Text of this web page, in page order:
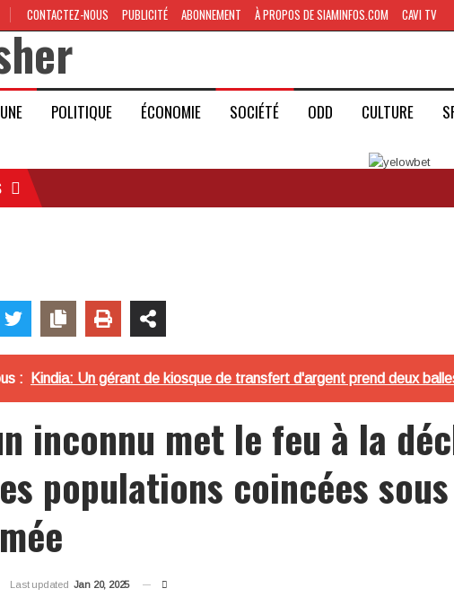
CONTACTEZ-NOUS PUBLICITÉ ABONNEMENT À PROPOS DE SIAMINFOS.COM CAVI TV
POLITIQUE ÉCONOMIE SOCIÉTÉ ODD CULTURE
: Kindia: Un gérant de kiosque de transfert d'argent prend deux
inconnu met le feu à la
populations coincées
Last updated Jan 20, 2025